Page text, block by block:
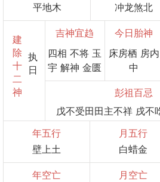
平地木
冲龙煞北
建
除
十
二
神
执
日
吉神宜趋
四相 不将 玉
宇 解神 金匮
今日胎神
床房栖 房内
中
彭祖百忌
戊不受田
年五行
壁上土
月五行
白蜡金
年空亡
月空亡